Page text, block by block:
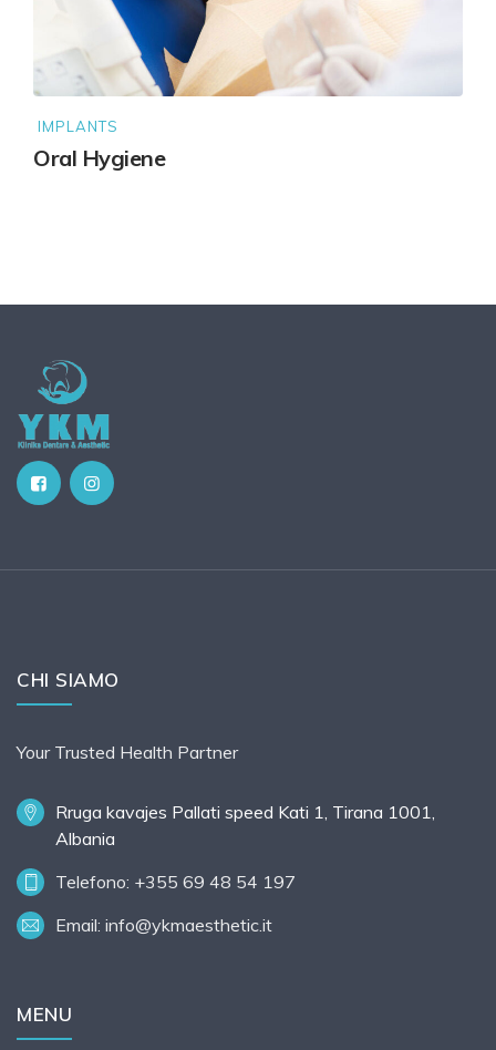
IMPLANTS
Oral Hygiene
CHI SIAMO
Your Trusted Health Partner
Rruga kavajes Pallati speed Kati 1, Tirana 1001,
Albania
Telefono: +355 69 48 54 197
Email: info@ykmaesthetic.it
MENU